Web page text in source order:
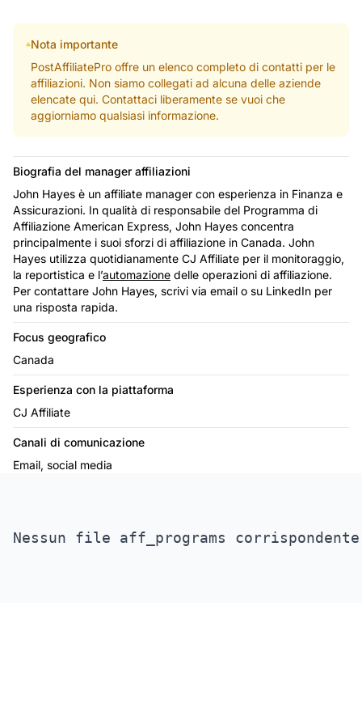
Nota importante
PostAffiliatePro offre un elenco completo di contatti per le
affiliazioni. Non siamo collegati ad alcuna delle aziende
elencate qui. Contattaci liberamente se vuoi che
aggiorniamo qualsiasi informazione.
Biografia del manager affiliazioni
John Hayes è un affiliate manager con esperienza in Finanza e
Assicurazioni. In qualità di responsabile del Programma di
Affiliazione American Express, John Hayes concentra
principalmente i suoi sforzi di affiliazione in Canada. John
Hayes utilizza quotidianamente CJ Affiliate per il monitoraggio,
la reportistica e l’automazione delle operazioni di affiliazione.
Per contattare John Hayes, scrivi via email o su LinkedIn per
una risposta rapida.
Focus geografico
Canada
Esperienza con la piattaforma
CJ Affiliate
Canali di comunicazione
Email, social media